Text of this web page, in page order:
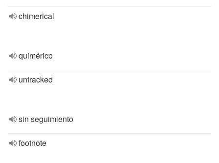
chimerical
quimérico
untracked
sin seguimiento
footnote